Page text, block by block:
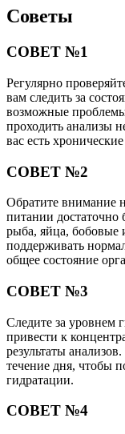
Советы
СОВЕТ №1
Регулярно
вам следить за
возможные
проходить анализы
вас есть
СОВЕТ №2
Обратите внимание
питании достаточно
рыба, яйца, бобовые
поддерживать
общее состояние
СОВЕТ №3
Следите за уровнем
привести к
результаты
течение дня, чтобы
гидратации.
СОВЕТ №4